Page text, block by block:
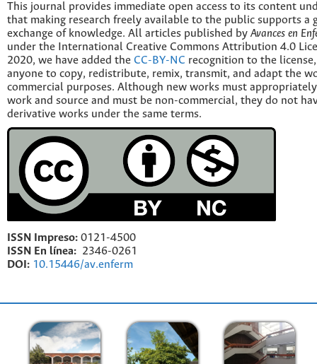
This journal provides immediate open access to its content
that making research freely available to the public supports a
exchange of knowledge. All articles published by Avances en
under the International Creative Commons Attribution 4.0
2020, we have added the CC-BY-NC recognition to the
anyone to copy, redistribute, remix, transmit, and adapt the
commercial purposes. Although new works must
work and source and must be non-commercial, they do not
derivative works under the same terms.
ISSN Impreso: 0121-4500
ISSN En línea: 2346-0261
DOI: 10.15446/av.enferm